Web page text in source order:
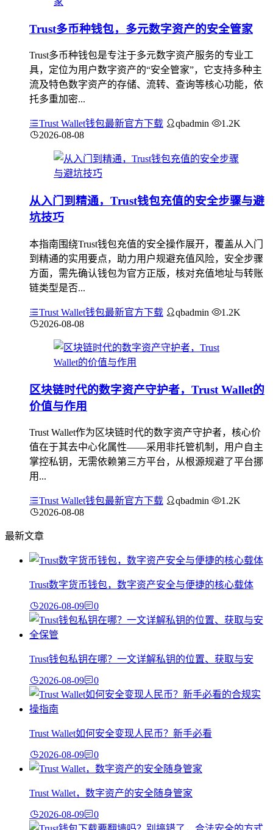
Trust多币种钱包，多元数字资产的安全管家
Trust多币种钱包是专注于多元数字资产服务的专业工
具，定位为用户数字资产的“安全管家”，它支持多种主
流及特色数字资产的存储、流转、查询等核心功能，依
托多重加密...
Trust Wallet钱包最新官方下载 qbadmin
1.2K
2026-08-08
从入门到精通，Trust钱包充值的安全步骤与避
坑技巧
本指南围绕Trust钱包充值的安全操作展开，覆盖从入门
到精通的实用要点，助力用户规避充值风险，安全步骤
方面，需先确认钱包为官方正版，核对充值地址与转账
链类型是否...
Trust Wallet钱包最新官方下载 qbadmin
1.2K
2026-08-08
区块链时代的数字资产守护者，Trust Wallet的
价值与作用
Trust Wallet作为区块链时代的数字资产守护者，核心价
值在于其去中心化属性——采用非托管机制，用户自主
掌控私钥，无需依赖第三方平台，从根源规避了平台挪
用...
Trust Wallet钱包最新官方下载 qbadmin
1.2K
2026-08-08
最新文章
Trust数字货币钱包，数字资产安全与便捷的核心载体
2026-08-09 0
Trust钱包私钥在哪？一文详解私钥的位置、获取与安
2026-08-09 0
Trust Wallet如何安全变现人民币？新手必看
2026-08-09 0
Trust Wallet，数字资产的安全随身管家
2026-08-09 0